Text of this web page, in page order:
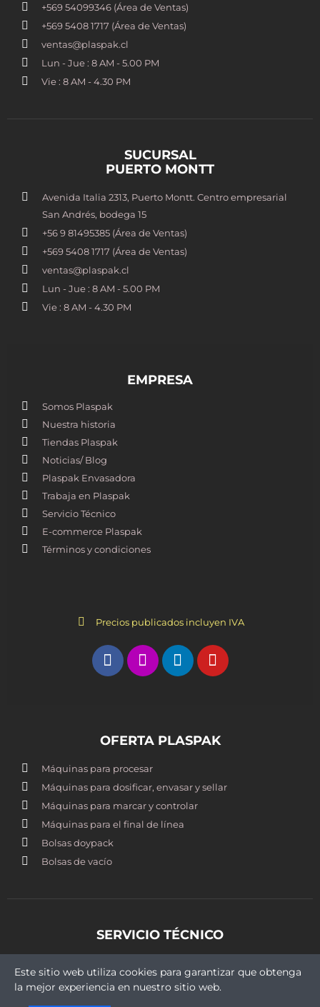
+569 54099346 (Área de Ventas)
+569 5408 1717 (Área de Ventas)
ventas@plaspak.cl
Lun - Jue : 8 AM - 5.00 PM
Vie : 8 AM - 4.30 PM
SUCURSAL
PUERTO MONTT
Avenida Italia 2313, Puerto Montt. Centro empresarial
San Andrés, bodega 15
+56 9 81495385 (Área de Ventas)
+569 5408 1717 (Área de Ventas)
ventas@plaspak.cl
Lun - Jue : 8 AM - 5.00 PM
Vie : 8 AM - 4.30 PM
EMPRESA
Somos Plaspak
Nuestra historia
Tiendas Plaspak
Noticias/ Blog
Plaspak Envasadora
Trabaja en Plaspak
Servicio Técnico
E-commerce Plaspak
Términos y condiciones
Precios publicados incluyen IVA
OFERTA PLASPAK
Máquinas para procesar
Máquinas para dosificar, envasar y sellar
Máquinas para marcar y controlar
Máquinas para el final de línea
Bolsas doypack
Bolsas de vacío
SERVICIO TÉCNICO
+569 5409 9430
Este sitio web utiliza cookies para garantizar que obtenga
la mejor experiencia en nuestro sitio web.